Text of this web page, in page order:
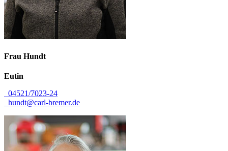
Frau Hundt
Eutin
04521/7023-24
hundt@carl-bremer.de